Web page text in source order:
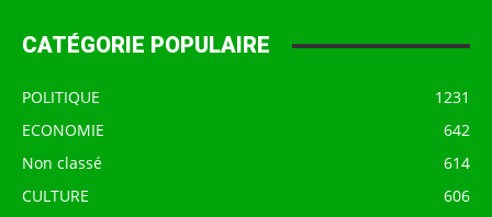
CATÉGORIE POPULAIRE
POLITIQUE
1231
ECONOMIE
642
Non classé
614
CULTURE
606